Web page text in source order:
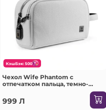
КэшБэк: 500
Чехол Wife Phantom с
отпечатком пальца, темно-
999 Л